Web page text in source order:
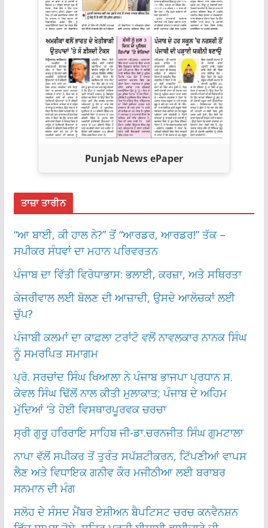
Punjab News ePaper
ਤਾਜ਼ਾ ਤਾਰੀਨ
“ਆ ਬਾਈ, ਕੀ ਹਾਲ ਨੇ?” ਤੋਂ “ਆਰਡਰ, ਆਰਡਰ!” ਤੱਕ –
ਸਪੀਕਰ ਸੰਧਵਾਂ ਦਾ ਮਹਾਨ ਪਰਿਵਰਤਨ
ਪੰਜਾਬ ਦਾ ਵਿੱਤੀ ਵਿਰੋਧਾਭਾਸ: ਭਲਾਈ, ਕਰਜ਼ਾ, ਅਤੇ ਸਥਿਰਤਾ
ਕੇਜਰੀਵਾਲ ਲਈ ਬੋਲਣ ਦੀ ਆਜ਼ਾਦੀ, ਉਸਦੇ ਆਲੋਚਕਾਂ ਲਈ
ਚੁੱਪ?
ਪੰਜਾਬੀ ਕਲਮਾਂ ਦਾ ਕਾਫ਼ਲਾ ਟਰਾਂਟੋ ਵਲੋਂ ਨਾਵਲਕਾਰ ਨਾਨਕ ਸਿੰਘ
ਨੂੰ ਸਮਰਪਿਤ ਸਮਾਗਮ
ਪ੍ਰੋ. ਸਰਚਾਂਦ ਸਿੰਘ ਖਿਆਲਾ ਨੇ ਪੰਜਾਬ ਭਾਜਪਾ ਪ੍ਰਧਾਨ ਸ.
ਕੇਵਲ ਸਿੰਘ ਢਿੱਲੋਂ ਨਾਲ ਕੀਤੀ ਮੁਲਾਕਾਤ; ਪੰਜਾਬ ਦੇ ਅਹਿਮ
ਮੁੱਦਿਆਂ ‘ਤੇ ਹੋਈ ਵਿਸਥਾਰਪੂਰਵਕ ਚਰਚਾ
ਸ੍ਰੀ ਗੁਰੂ ਹਰਿਰਾਇ ਸਾਹਿਬ ਜੀ-ਡਾ.ਚਰਨਜੀਤ ਸਿੰਘ ਗੁਮਟਾਲਾ
ਨਾਪਾ ਵੱਲੋਂ ਸਪੀਕਰ ਤੋਂ ਤੁਰੰਤ ਸਪੱਸ਼ਟੀਕਰਨ, ਟਿੱਪਣੀਆਂ ਵਾਪਸ
ਲੈਣ ਅਤੇ ਵਿਧਾਇਕ ਗਨੀਵ ਕੌਰ ਮਜੀਠੀਆ ਲਈ ਬਰਾਬਰ
ਸਨਮਾਨ ਦੀ ਮੰਗ
ਸਲੋਹ ਦੇ ਸੰਸਦ ਮੈਂਬਰ ਏਸ਼ੀਅਨ ਬੈਪਟਿਸਟ ਚਰਚ ਕਨਵੈਨਸ਼ਨ